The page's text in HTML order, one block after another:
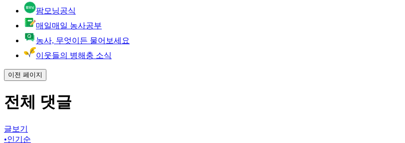
팜모닝공식
매일매일 농사공부
농사, 무엇이든 물어보세요
이웃들의 병해충 소식
이전 페이지
전체 댓글
글보기
•인기순